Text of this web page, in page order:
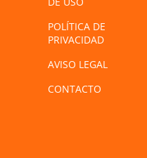
POLÍTICA DE
PRIVACIDAD
AVISO LEGAL
CONTACTO